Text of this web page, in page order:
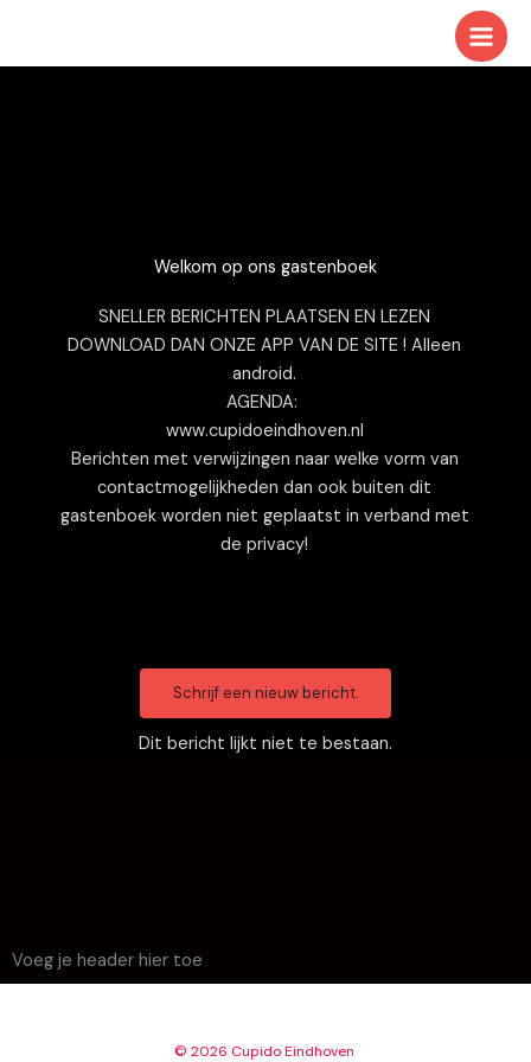
de
Welkom op ons gastenboek
SNELLER BERICHTEN PLAATSEN EN LEZEN
DOWNLOAD DAN ONZE APP VAN DE SITE ! Alleen
android.
AGENDA:
www.cupidoeindhoven.nl
Berichten met verwijzingen naar welke vorm van
contactmogelijkheden dan ook buiten dit
gastenboek worden niet geplaatst in verband met
de privacy!
Dit bericht lijkt niet te bestaan.
Voeg je header hier toe
© 2026 Cupido Eindhoven